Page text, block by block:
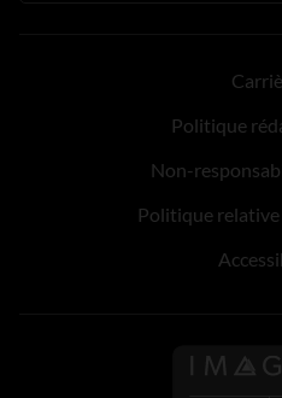
Politique
Non-
Politique